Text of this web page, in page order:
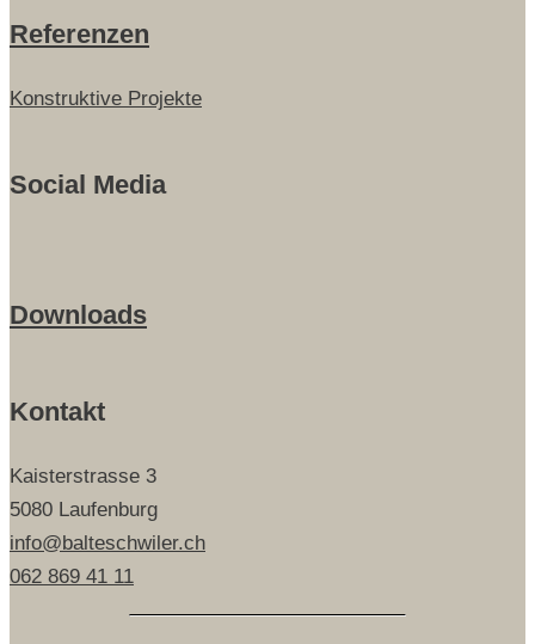
Referenzen
Konstruktive Projekte
Social Media
Downloads
Kontakt
Kaisterstrasse 3
5080 Laufenburg
info@balteschwiler.ch
062 869 41 11